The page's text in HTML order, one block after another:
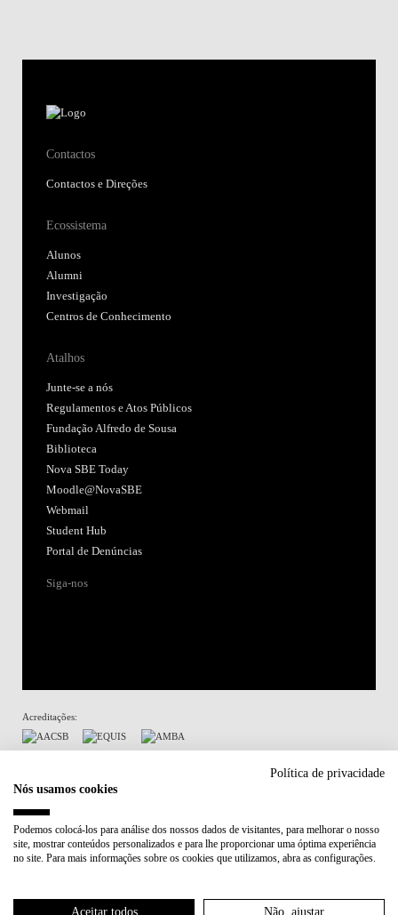
Contactos
Contactos e Direções
Ecossistema
Alunos
Alumni
Investigação
Centros de Conhecimento
Atalhos
Junte-se a nós
Regulamentos e Atos Públicos
Fundação Alfredo de Sousa
Biblioteca
Nova SBE Today
Moodle@NovaSBE
Webmail
Student Hub
Portal de Denúncias
Siga-nos
Acreditações:
Participa em:
Plano de Recuperação e Resiliência (PRR)
Política de Privacidade
Política de privacidade
Nós usamos cookies
Podemos colocá-los para análise dos nossos dados de visitantes, para melhorar o nosso
site, mostrar conteúdos personalizados e para lhe proporcionar uma óptima experiência
no site. Para mais informações sobre os cookies que utilizamos, abra as configurações.
Aceitar todos Não, ajustar